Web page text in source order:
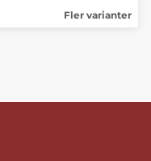
Fler varianter